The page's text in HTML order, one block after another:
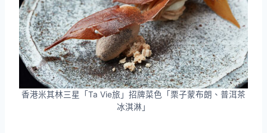
香港米其林三星「Ta Vie旅」招牌菜色「栗子蒙布朗、普洱茶
冰淇淋」